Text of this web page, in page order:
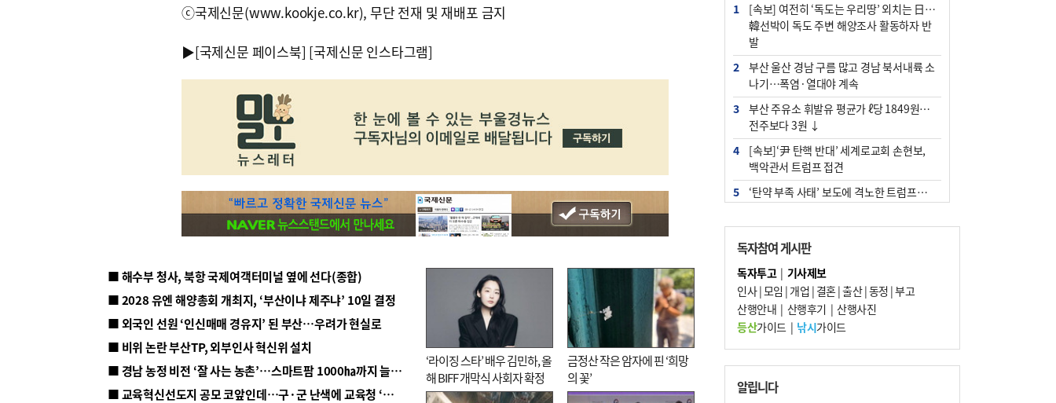
ⓒ국제신문(www.kookje.co.kr), 무단 전재 및 재배포 금지
▶[국제신문 페이스북] [국제신문 인스타그램]
■ 해수부 청사, 북항 국제여객터미널 옆에 선다(종합)
■ 2028 유엔 해양총회 개최지, ‘부산이냐 제주냐’ 10일 결정
■ 외국인 선원 ‘인신매매 경유지’ 된 부산…우려가 현실로
■ 비위 논란 부산TP, 외부인사 혁신위 설치
■ 경남 농정 비전 ‘잘 사는 농촌’…스마트팜 1000㏊까지 늘린다
■ 교육혁신선도지 공모 코앞인데…구·군 난색에 교육청 ‘쩔쩔’
‘라이징 스타’ 배우 김민하, 올
해 BIFF 개막식 사회자 확정
금정산 작은 암자에 핀 ‘희망
의 꽃’
1
[속보] 여전히 ‘독도는 우리땅’ 외치는 日…
韓선박이 독도 주변 해양조사 활동하자 반
발
2
부산 울산 경남 구름 많고 경남 북서내륙 소
나기…폭염·열대야 계속
3
부산 주유소 휘발유 평균가 ℓ당 1849원…
전주보다 3원 ↓
4
[속보]‘尹 탄핵 반대’ 세계로교회 손현보,
백악관서 트럼프 접견
5
‘탄약 부족 사태’ 보도에 격노한 트럼프…
과…“현재는 부적절 행위 없어”
7
"올해 코스피 사이드카 43회 중 25회는 삼
전닉스 ETF 이후 발생"
8
서울 중랑구서 흉기 난동…60대 남성 2명
사망
독자참여 게시판
독자투고| 기사제보
인사|모임 | 개업 | 결혼|출산|동정 |부고
산행안내 | 산행후기 | 산행사진
등산가이드| 낚시가이드
알립니다